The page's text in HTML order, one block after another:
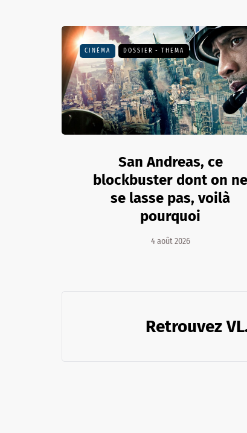
CINÉMA DOSSIER - THEMA
San Andreas, ce
blockbuster dont on ne
se lasse pas, voilà
pourquoi
4 août 2026
Retrouvez